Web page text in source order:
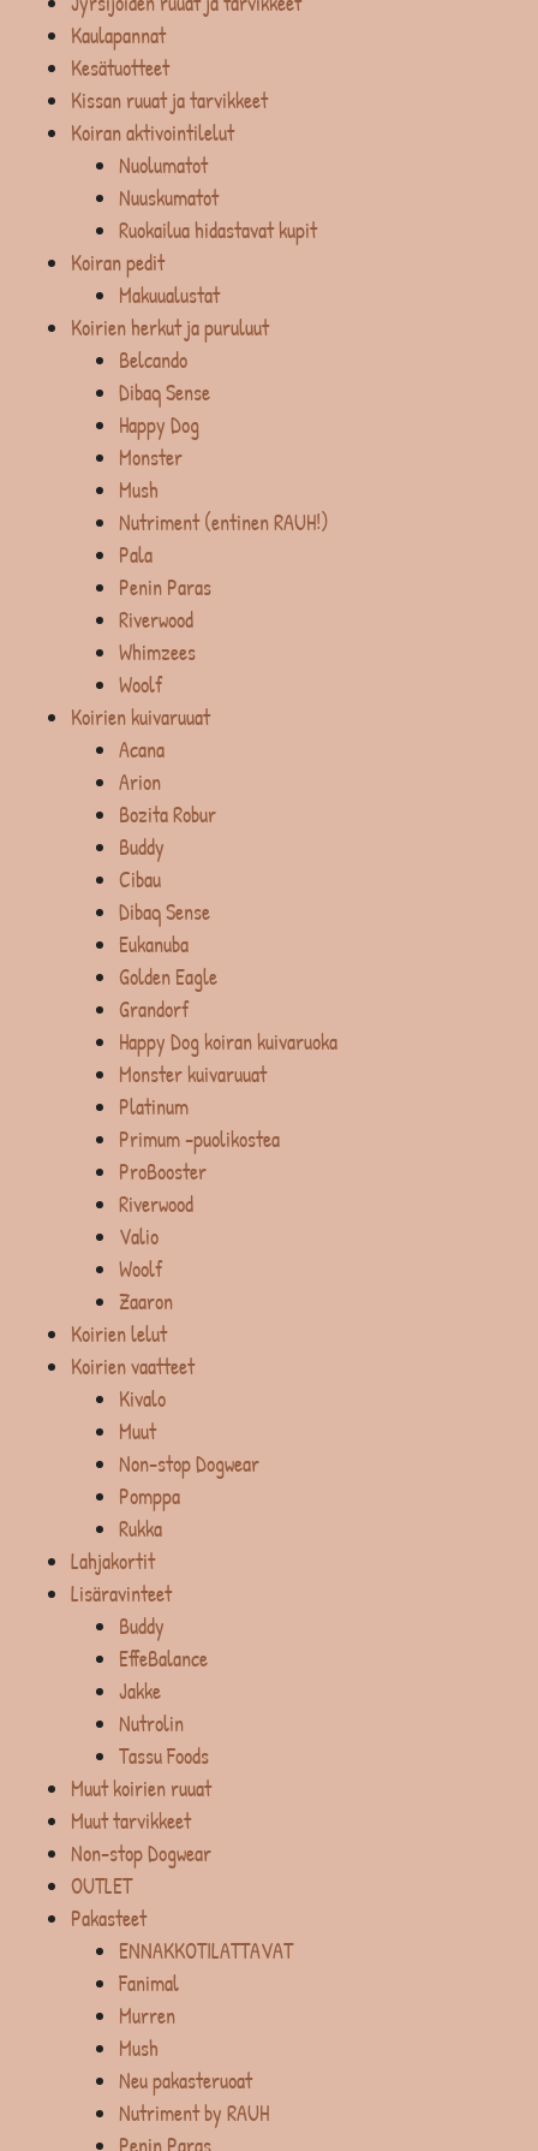
Kaulapannat
Kesätuotteet
Kissan ruuat ja tarvikkeet
Koiran aktivointilelut
Nuolumatot
Nuuskumatot
Ruokailua hidastavat kupit
Koiran pedit
Makuualustat
Koirien herkut ja puruluut
Belcando
Dibaq Sense
Happy Dog
Monster
Mush
Nutriment (entinen RAUH!)
Pala
Penin Paras
Riverwood
Whimzees
Woolf
Koirien kuivaruuat
Acana
Arion
Bozita Robur
Buddy
Cibau
Dibaq Sense
Eukanuba
Golden Eagle
Grandorf
Happy Dog koiran kuivaruoka
Monster kuivaruuat
Platinum
Primum -puolikostea
ProBooster
Riverwood
Valio
Woolf
Zaaron
Koirien lelut
Koirien vaatteet
Kivalo
Muut
Non-stop Dogwear
Pomppa
Rukka
Lahjakortit
Lisäravinteet
Buddy
EffeBalance
Jakke
Nutrolin
Tassu Foods
Muut koirien ruuat
Muut tarvikkeet
Non-stop Dogwear
OUTLET
Pakasteet
ENNAKKOTILATTAVAT
Fanimal
Murren
Mush
Neu pakasteruoat
Nutriment by RAUH